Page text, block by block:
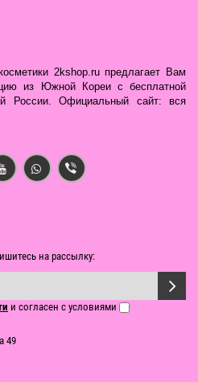
2kshop.ru предлагает Вам
из Южной Кореи с бесплатной
России. Официальный сайт: вся
на рассылку:
и согласен с условиями
49